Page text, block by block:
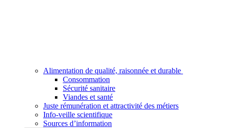
Alimentation de qualité, raisonnée et durable
Consommation
Sécurité sanitaire
Viandes et santé
Juste rémunération et attractivité des métiers
Info-veille scientifique
Sources d’information